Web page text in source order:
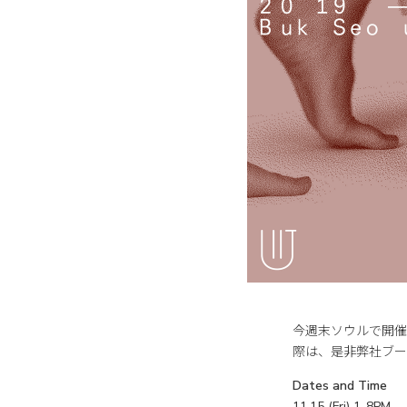
今週末ソウルで開
際は、是非弊社ブ
Dates and Time